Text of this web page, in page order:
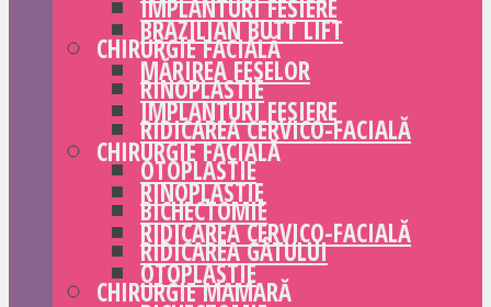
IMPLANTURI FESIERE
CHIRURGIE FACIALĂ
RINOPLASTIE
RIDICAREA CERVICO-FACIALĂ
OTOPLASTIE
BICHECTOMIE
RIDICAREA GÂTULUI
CHIRURGIE MAMARĂ
BRAZILIAN BUTT LIFT
MĂRIREA FESELOR
IMPLANTURI FESIERE
CHIRURGIE FACIALĂ
RINOPLASTIE
RIDICAREA CERVICO-FACIALĂ
OTOPLASTIE